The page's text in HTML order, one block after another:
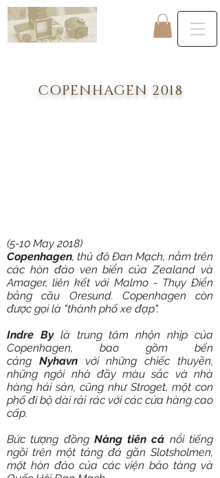
COPENHAGEN 2018
(5-10 May 2018)
Copenhagen, thủ đô Đan Mạch, nằm trên
các hòn đảo ven biển của Zealand và
Amager, liên kết với Malmo - Thụy Điển
bằng cầu Oresund. Copenhagen còn
được gọi là "thành phố xe đạp".
Indre Bylà trung tâm nhộn nhịp của
Copenhagen, bao gồm bến
cảng Nyhavnvới những chiếc thuyền,
những ngôi nhà đầy màu sắc và nhà
hàng hải sản, cũng như Stroget, một con
phố đi bộ dài rải rác với các cửa hàng cao
cấp.
Bức tượng đồng Nàng tiên cá nổi tiếng
ngồi trên một tảng đá gần Slotsholmen,
một hòn đảo của các viện bảo tàng và